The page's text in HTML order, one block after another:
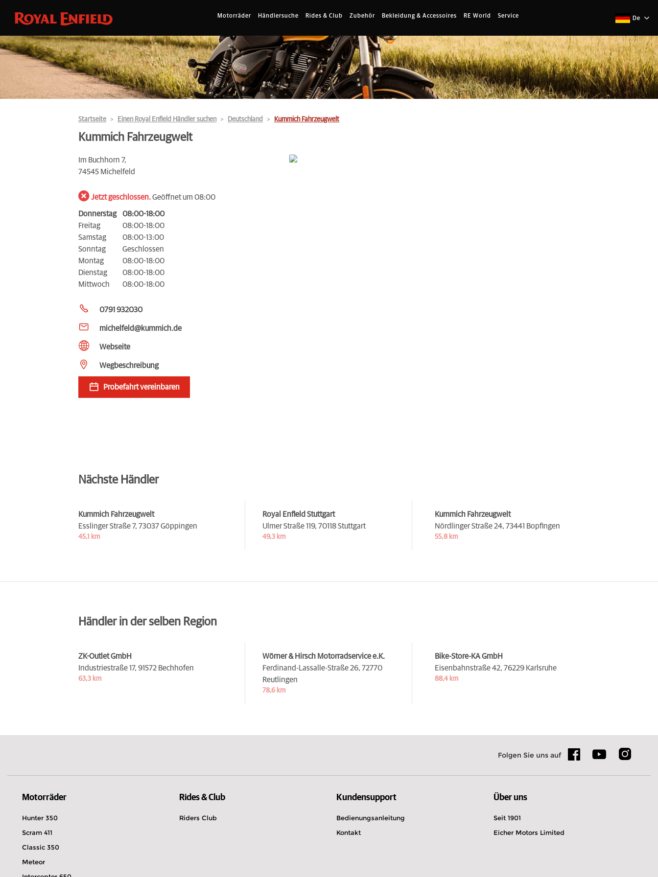
Motorräder Händlersuche Rides & Club Zubehör Bekleidung & Accessoires RE World Service De
Startseite Einen Royal Enfield Händler suchen Deutschland Kummich Fahrzeugwelt
Kummich Fahrzeugwelt
Im Buchhorn 7,
74545 Michelfeld
Jetzt geschlossen.Geöffnet um 08:00
Donnerstag
08:00-18:00
Freitag
08:00-18:00
Samstag
08:00-13:00
Sonntag
Geschlossen
Montag
08:00-18:00
Dienstag
08:00-18:00
Mittwoch
08:00-18:00
0791 932030
michelfeld@kummich.de
Webseite
Wegbeschreibung
Probefahrt vereinbaren
Nächste Händler
Kummich Fahrzeugwelt
Esslinger Straße 7, 73037 Göppingen
45,1 km
Royal Enfield Stuttgart
Ulmer Straße 119, 70118 Stuttgart
49,3 km
Kummich Fahrzeugwelt
Nördlinger Straße 24, 73441 Bopfingen
55,8 km
Händler in der selben Region
ZK-Outlet GmbH
Industriestraße 17, 91572 Bechhofen
63,3 km
Wörner & Hirsch Motorradservice e.K.
Ferdinand-Lassalle-Straße 26, 72770
Reutlingen
78,6 km
Bike-Store-KA GmbH
Eisenbahnstraße 42, 76229 Karlsruhe
88,4 km
Folgen Sie uns auf
Motorräder
Hunter 350
Scram 411
Classic 350
Meteor
Rides & Club
Riders Club
Kundensupport
Bedienungsanleitung
Kontakt
Über uns
Seit 1901
Eicher Motors Limited